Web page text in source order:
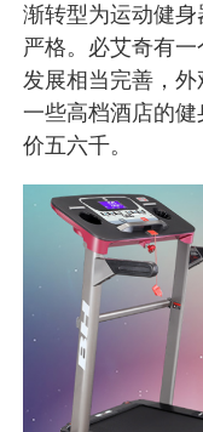
渐转型为运动健
严格。必艾奇有
发展相当完善，
一些高档酒店的
价五六千。